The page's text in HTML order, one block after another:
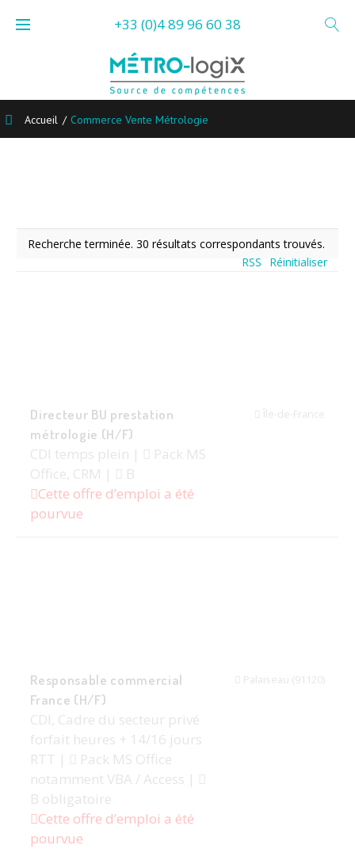
+33 (0)4 89 96 60 38
Accueil / Commerce Vente Métrologie
Vente
Métrologie
Recherche terminée. 30 résultats correspondants trouvés.
Réinitialiser
RSS
Directeur BU prestation
métrologie (H/F)
CDI temps plein |
Pack MS
Office, CRM |
B
Cette offre d’emploi a été
pourvue
Île-de-France
Responsable commercial
France (H/F)
CDI, Cadre du secteur privé
forfait heures + 14/16 jours
RTT |
Pack MS Office
notamment VBA / Access |
B obligatoire
Cette offre d’emploi a été
pourvue
Palaiseau (91120)